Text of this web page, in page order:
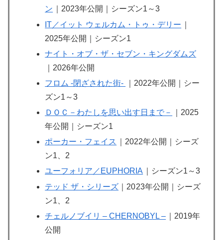
ン
｜2023年公開｜シーズン1～3
IT／イット ウェルカム・トゥ・デリー
2025年公開｜シーズン1
ナイト・オブ・ザ・セブン・キングダムズ
｜2026年公開
フロム -閉ざされた街-
｜2022年公開｜シー
ズン1～3
ＤＯＣ－わたしを思い出す日まで－
｜2025
年公開｜シーズン1
ポーカー・フェイス
｜2022年公開｜シーズ
ン1、2
ユーフォリア／EUPHORIA ｜シーズン1～3
テッド ザ・シリーズ ｜2023年公開｜シーズ
ン1、2
チェルノブイリ – CHERNOBYL – ｜2019年
公開